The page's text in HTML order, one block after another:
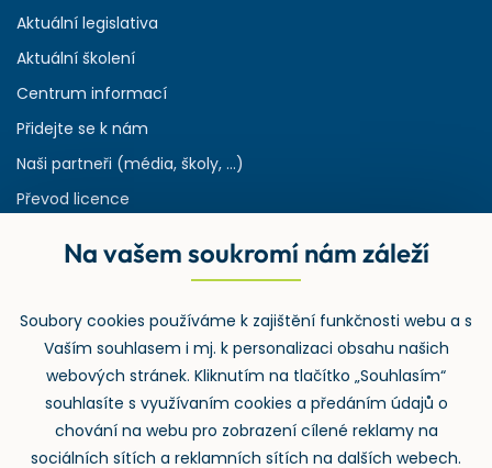
Aktuální legislativa
Aktuální školení
Centrum informací
Přidejte se k nám
Naši partneři (média, školy, ...)
Převod licence
Rejstřík používaných zkratek v odpadech
Zpětný odběr
Na vašem soukromí nám záleží
Soubory cookies používáme k zajištění funkčnosti webu a s
Vaším souhlasem i mj. k personalizaci obsahu našich
webových stránek. Kliknutím na tlačítko „Souhlasím“
souhlasíte s využívaním cookies a předáním údajů o
chování na webu pro zobrazení cílené reklamy na
sociálních sítích a reklamních sítích na dalších webech.